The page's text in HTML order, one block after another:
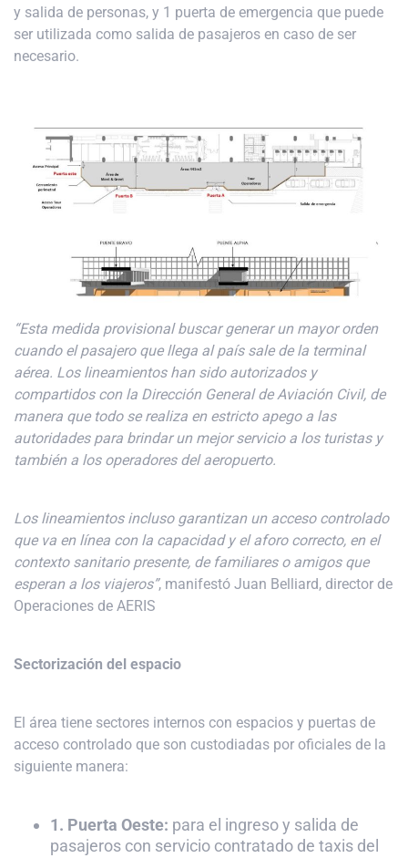
y salida de personas, y 1 puerta de emergencia que puede
ser utilizada como salida de pasajeros en caso de ser
necesario.
“Esta medida provisional buscar generar un mayor orden
cuando el pasajero que llega al país sale de la terminal
aérea. Los lineamientos han sido autorizados y
compartidos con la Dirección General de Aviación Civil, de
manera que todo se realiza en estricto apego a las
autoridades para brindar un mejor servicio a los turistas y
también a los operadores del aeropuerto.
Los lineamientos incluso garantizan un acceso controlado
que va en línea con la capacidad y el aforo correcto, en el
contexto sanitario presente, de familiares o amigos que
esperan a los viajeros”, manifestó Juan Belliard, director de
Operaciones de AERIS
Sectorización del espacio
El área tiene sectores internos con espacios y puertas de
acceso controlado que son custodiadas por oficiales de la
siguiente manera:
1. Puerta Oeste: para el ingreso y salida de
pasajeros con servicio contratado de taxis del